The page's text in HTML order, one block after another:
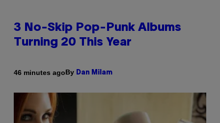
3 No-Skip Pop-Punk Albums
Turning 20 This Year
46 minutes agoBy Dan Milam